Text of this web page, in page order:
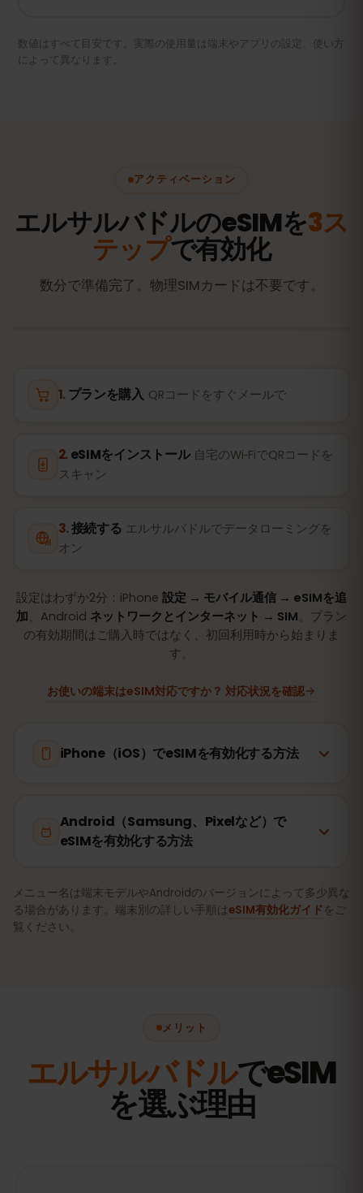
数値はすべて目安です。実際の使用量は端末やアプリの設定、使い方
によって異なります。
アクティベーション
エルサルバドルのeSIMを3ス
テップで有効化
数分で準備完了。物理SIMカードは不要です。
プランを購入 QRコードをすぐメールで
eSIMをインストール 自宅のWi‑FiでQRコードを
スキャン
接続する エルサルバドルでデータローミングを
オン
設定はわずか2分：iPhone 設定 → モバイル通信 → eSIMを追
加、Android ネットワークとインターネット → SIM 。プラン
の有効期間はご購入時ではなく、初回利用時から始まりま
す。
お使いの端末はeSIM対応ですか？ 対応状況を確認
iPhone（iOS）でeSIMを有効化する方法
Android（Samsung、Pixelなど）で
eSIMを有効化する方法
メニュー名は端末モデルやAndroidのバージョンによって多少異な
る場合があります。端末別の詳しい手順はeSIM有効化ガイドをご
覧ください。
メリット
エルサルバドルでeSIM
を選ぶ理由